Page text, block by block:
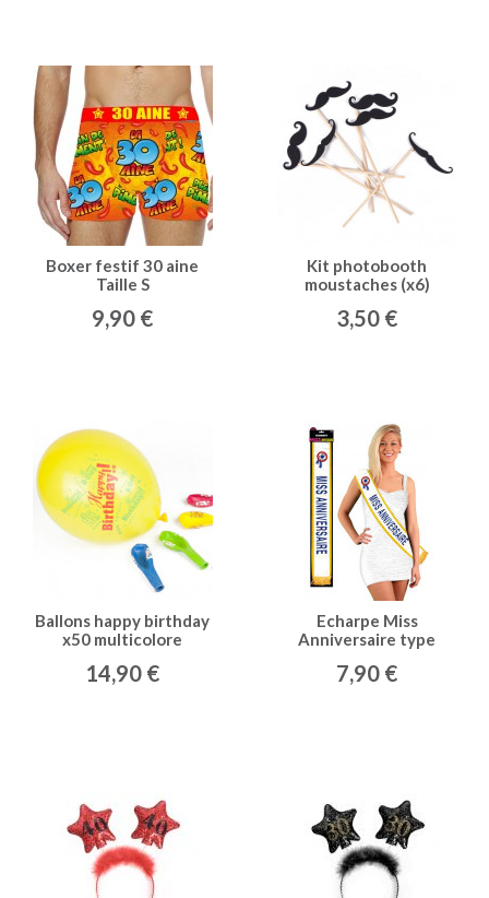
Boxer festif 30 aine
Taille S
9,90 €
Kit photobooth
moustaches (x6)
3,50 €
Ballons happy birthday
x50 multicolore
14,90 €
Echarpe Miss
Anniversaire type
7,90 €